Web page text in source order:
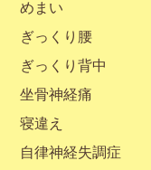
めまい
ぎっくり腰
ぎっくり背中
坐骨神経痛
寝違え
自律神経失調症